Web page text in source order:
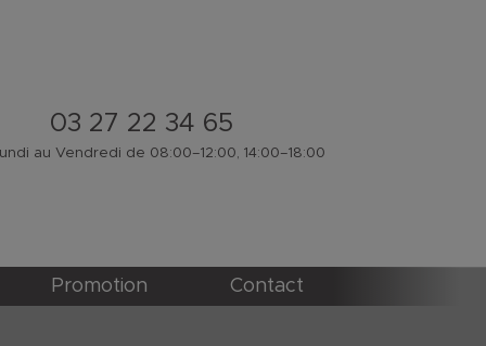
03 27 22 34 65
au Vendredi de 08:00–12:00, 14:00–18:00
Promotion Contact